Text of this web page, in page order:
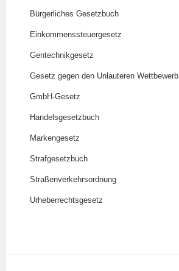
Bürgerliches Gesetzbuch
Einkommenssteuergesetz
Gentechnikgesetz
Gesetz gegen den Unlauteren Wettbewerb
GmbH-Gesetz
Handelsgesetzbuch
Markengesetz
Strafgesetzbuch
Straßenverkehrsordnung
Urheberrechtsgesetz